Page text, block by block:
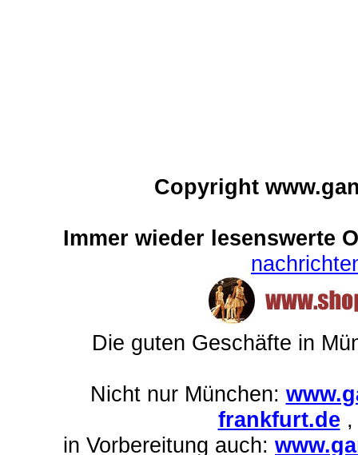
Copyright
Immer wieder lesenswerte
Die guten Geschäfte in
Nicht nur München:
frankfurt.de
in Vorbereitung auch: